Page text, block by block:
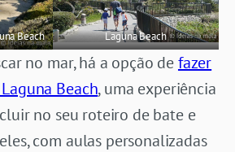
Beach Laguna Beach
no mar, há a opção defazer
Beach, uma experiência
no seu roteiro de bate e
com aulas personalizadas